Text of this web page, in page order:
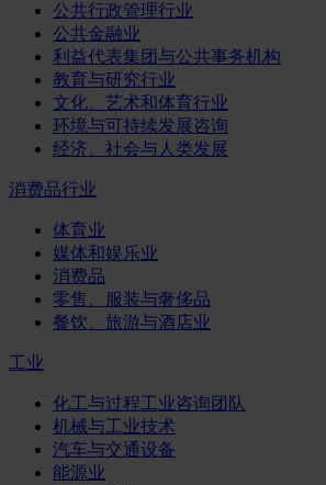
公共行政管理行业
公共金融业
利益代表集团与公共事务机构
教育与研究行业
文化、艺术和体育行业
环境与可持续发展咨询
经济、社会与人类发展
消费品行业
体育业
媒体和娱乐业
消费品
零售、服装与奢侈品
餐饮、旅游与酒店业
工业
化工与过程工业咨询团队
机械与工业技术
汽车与交通设备
能源业